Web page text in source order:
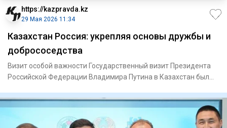
https://kazpravda.kz
29 Мая 2026 11:34
Казахстан Россия: укрепляя основы дружбы и
добрососедства
Визит особой важности Государственный визит Президента
Российской Федерации Владимира Путина в Казахстан был